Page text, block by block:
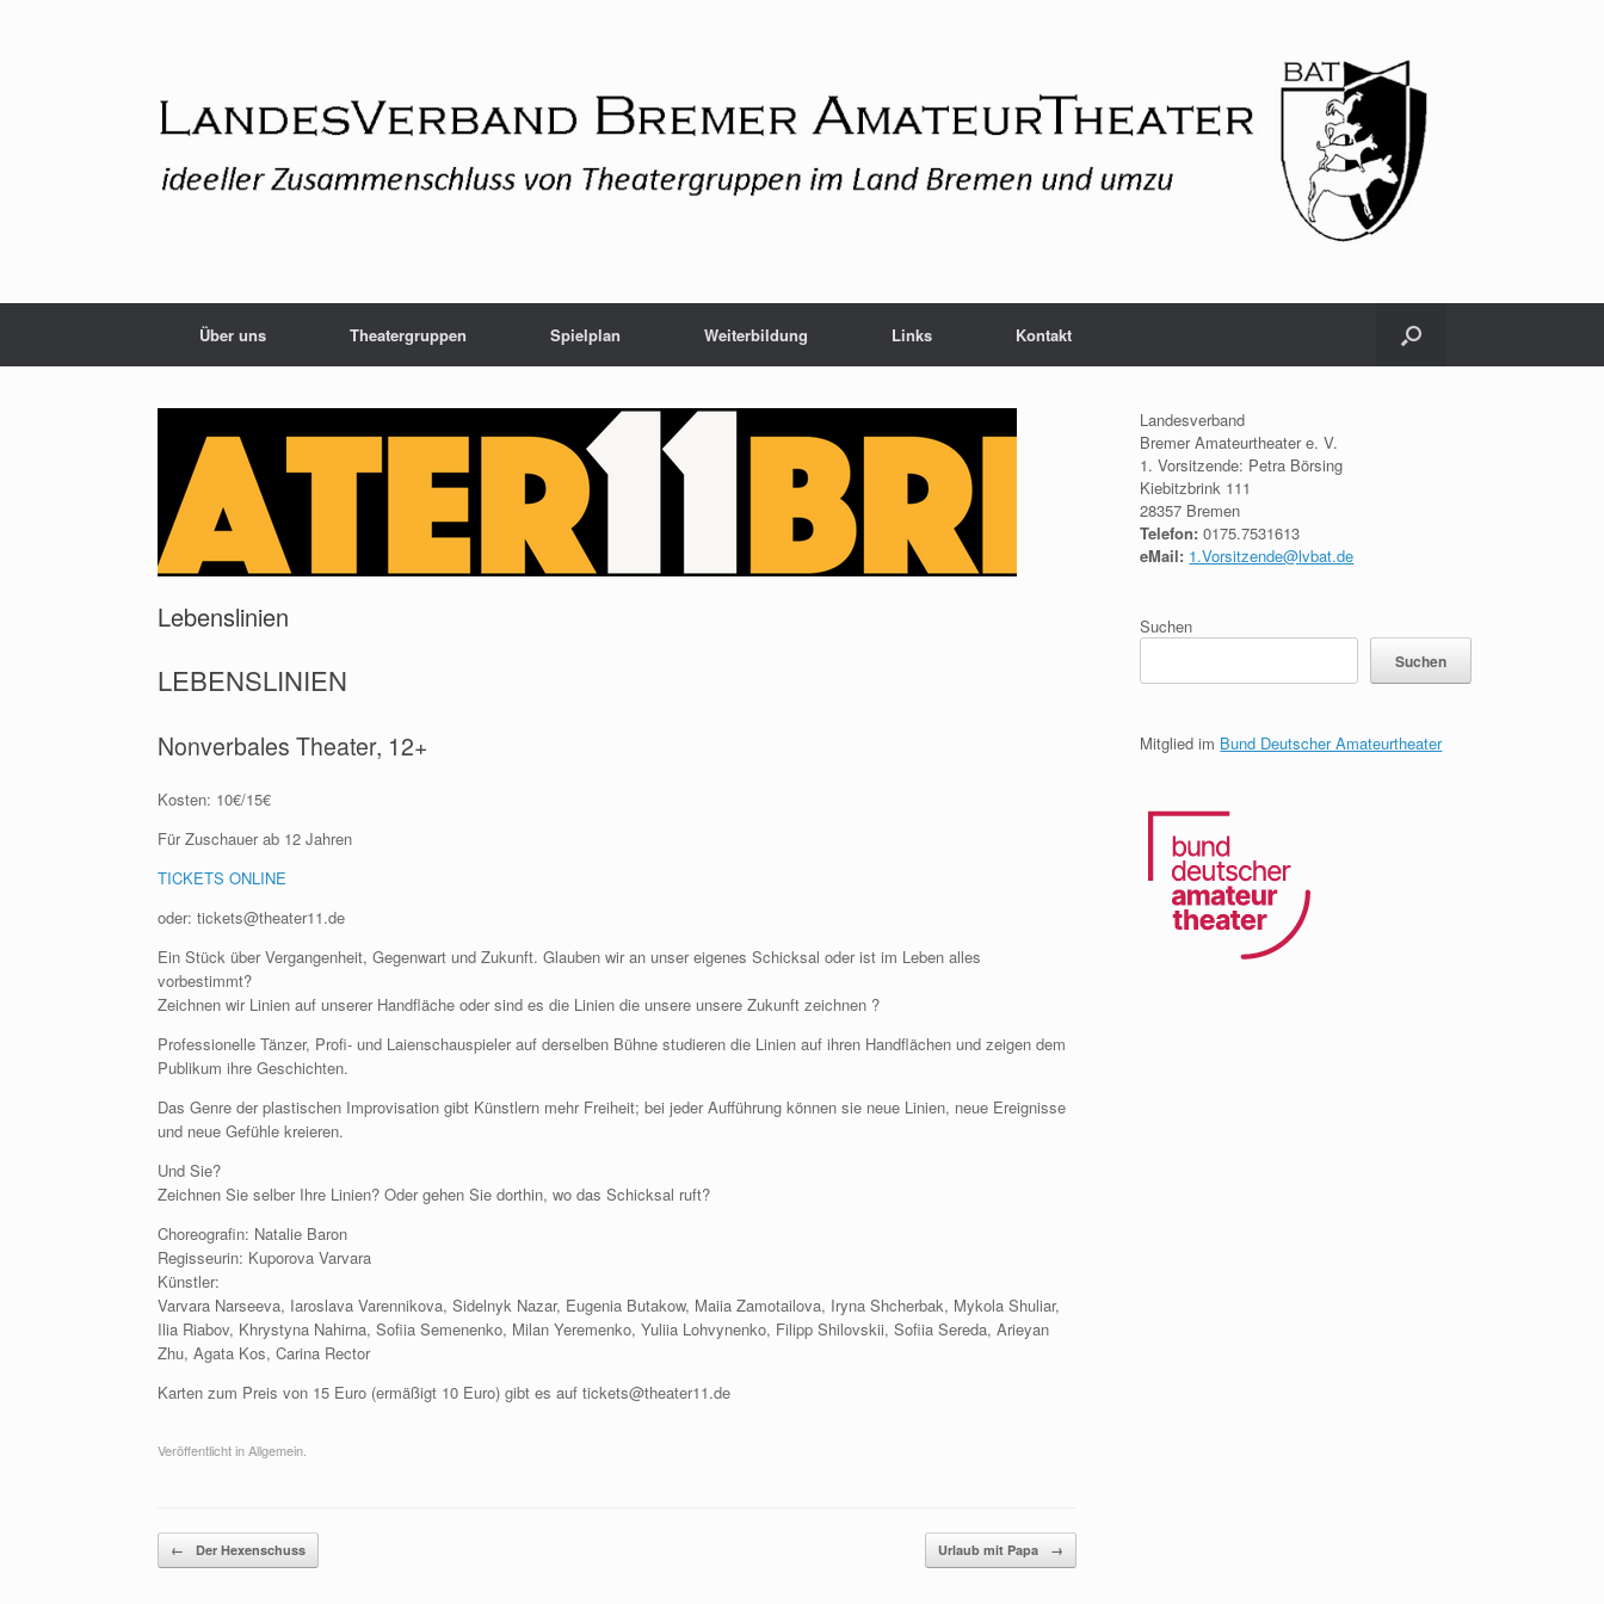
Über uns Theatergruppen Spielplan Weiterbildung Links Kontakt
Lebenslinien
LEBENSLINIEN
Nonverbales Theater, 12+
Kosten: 10€/15€
Für Zuschauer ab 12 Jahren
TICKETS ONLINE
oder: tickets@theater11.de
Ein Stück über Vergangenheit, Gegenwart und Zukunft. Glauben wir an unser eigenes Schicksal oder ist im Leben alles
vorbestimmt?
Zeichnen wir Linien auf unserer Handfläche oder sind es die Linien die unsere unsere Zukunft zeichnen ?
Professionelle Tänzer, Profi- und Laienschauspieler auf derselben Bühne studieren die Linien auf ihren Handflächen und zeigen dem
Publikum ihre Geschichten.
Das Genre der plastischen Improvisation gibt Künstlern mehr Freiheit; bei jeder Aufführung können sie neue Linien, neue Ereignisse
und neue Gefühle kreieren.
Und Sie?
Zeichnen Sie selber Ihre Linien? Oder gehen Sie dorthin, wo das Schicksal ruft?
Choreografin: Natalie Baron
Regisseurin: Kuporova Varvara
Künstler:
Varvara Narseeva, Iaroslava Varennikova, Sidelnyk Nazar, Eugenia Butakow, Maiia Zamotailova, Iryna Shcherbak, Mykola Shuliar,
Ilia Riabov, Khrystyna Nahirna, Sofiia Semenenko, Milan Yeremenko, Yuliia Lohvynenko, Filipp Shilovskii, Sofiia Sereda, Arieyan
Zhu, Agata Kos, Carina Rector
Karten zum Preis von 15 Euro (ermäßigt 10 Euro) gibt es auf tickets@theater11.de
Veröffentlicht in Allgemein.
Beitragsnavigation
← Der Hexenschuss Urlaub mit Papa →
Landesverband
Bremer Amateurtheater e. V.
1. Vorsitzende: Petra Börsing
Kiebitzbrink 111
28357 Bremen
Telefon: 0175.7531613
eMail: 1.Vorsitzende@lvbat.de
Suchen
Suchen
Mitglied im Bund Deutscher Amateurtheater